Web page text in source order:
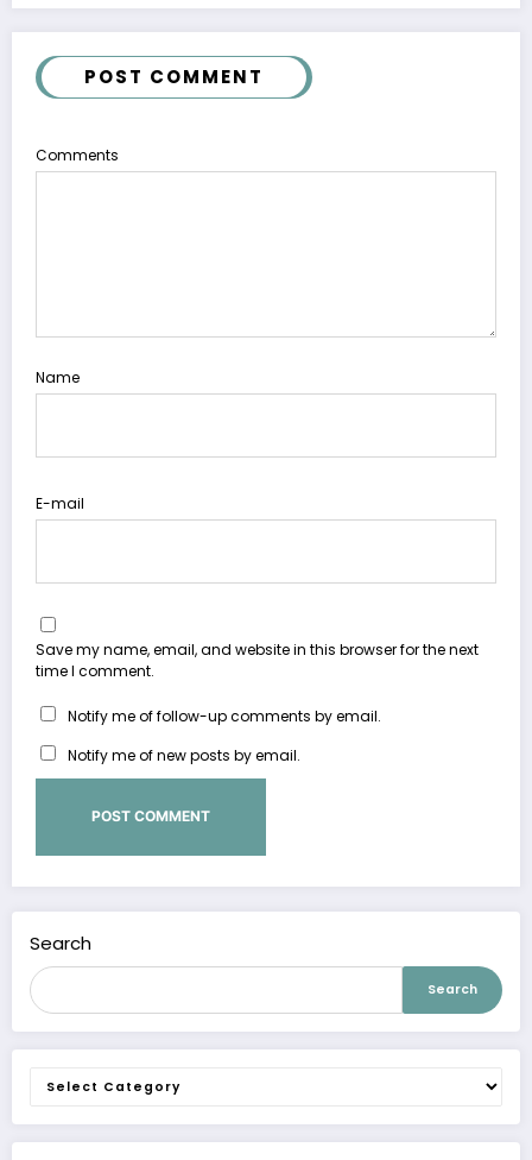
POST COMMENT
Comments
Name
E-mail
Save my name, email, and website in this browser for the next
time I comment.
Notify me of follow-up comments by email.
Notify me of new posts by email.
Search
Search
Categories